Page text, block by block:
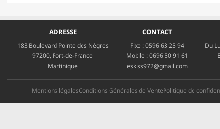
ADRESSE
183 Boulevard Pointe des Nègres
97200, Fort-de-France
Martinique
CONTACT
Fixe :0596 63 25 94
Mobile :0696 50 91 61
eskiss972@gmail.com
Du
Mentions légalesConditions Générales de VentePolitique de